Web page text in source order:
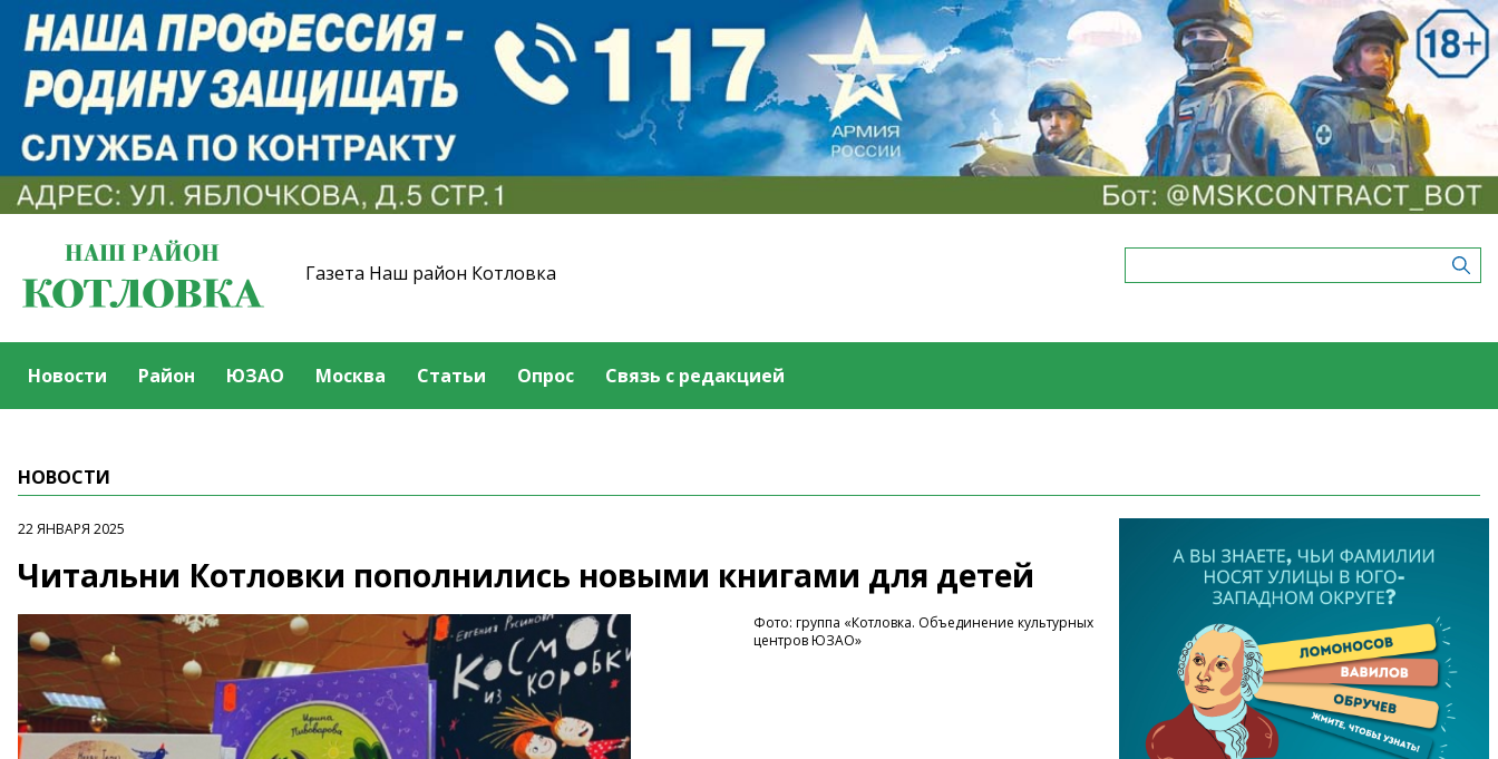
Газета Наш район Котловка
Новости Район ЮЗАО Москва Статьи Опрос Связь с редакцией
НОВОСТИ
22 ЯНВАРЯ 2025
Читальни Котловки пополнились новыми книгами для детей
Фото: группа «Котловка. Объединение культурных
центров ЮЗАО»